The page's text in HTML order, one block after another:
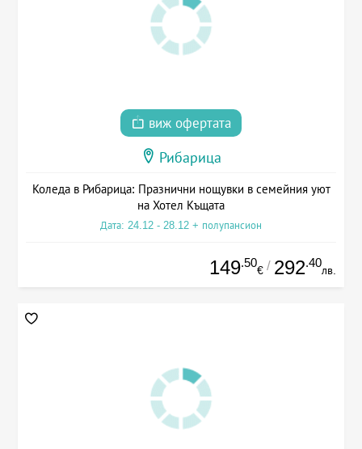
виж офертата
Рибарица
Коледа в Рибарица: Празнични нощувки в семейния уют
на Хотел Къщата
Дата: 24.12 - 28.12 + полупансион
149.50
€ / 292.40
лв.